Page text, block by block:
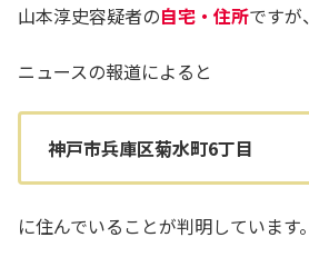
山本淳史容疑者の自宅・住所ですが、
ニュースの報道によると
神戸市兵庫区菊水町6丁目
に住んでいることが判明しています。